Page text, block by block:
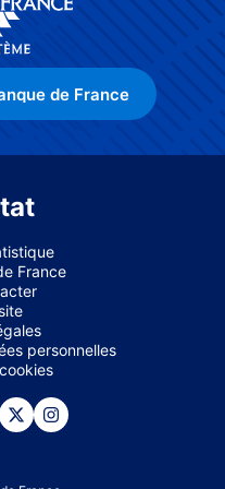
de France
France
personnelles